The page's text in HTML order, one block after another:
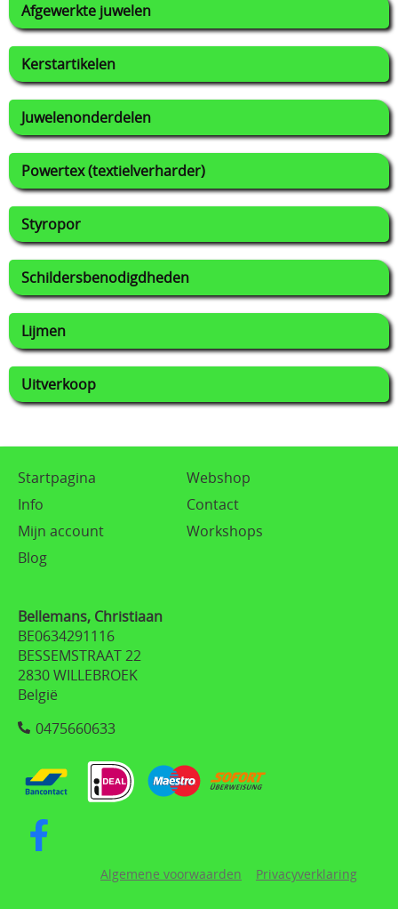
Afgewerkte juwelen
Kerstartikelen
Juwelenonderdelen
Powertex (textielverharder)
Styropor
Schildersbenodigdheden
Lijmen
Uitverkoop
Startpagina
Webshop
Info
Contact
Mijn account
Workshops
Blog
Bellemans, Christiaan
BE0634291116
BESSEMSTRAAT 22
2830 WILLEBROEK
België
0475660633
Algemene voorwaarden Privacyverklaring